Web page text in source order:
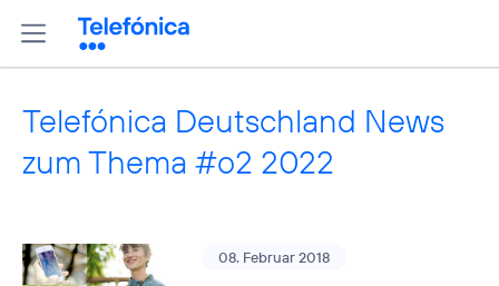
Telefónica Deutschland News
zum Thema #o2 2022
08. Februar 2018